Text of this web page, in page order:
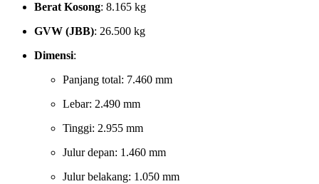
Berat Kosong: 8.165 kg
GVW (JBB): 26.500 kg
Dimensi:
Panjang total: 7.460 mm
Lebar: 2.490 mm
Tinggi: 2.955 mm
Julur depan: 1.460 mm
Julur belakang: 1.050 mm